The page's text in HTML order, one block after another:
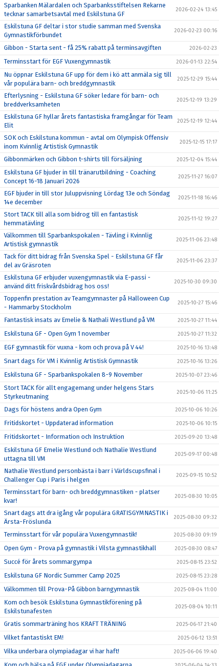
Sparbanken Mälardalen och Sparbanksstiftelsen Rekarne
tecknar samarbetsavtal med Eskilstuna GF
2026-02-24 13:45
Eskilstuna GF deltar i stor studie samman med Svenska
Gymnastikförbundet
2026-02-23 00:16
Gibbon - Starta sent - få 25% rabatt på terminsavgiften 2026-02-23
Terminsstart för EGF Vuxengymnastik 2026-01-13 22:54
Nu öppnar Eskilstuna GF upp för dem i kö att anmäla sig till
vår populära barn- och breddgymnastik
2025-12-29 15:44
Efterlysning - Eskilstuna GF söker ledare för barn- och
breddverksamheten
2025-12-19 13:29
Eskilstuna GF hyllar årets fantastiska framgångar för Team
Elit
2025-12-19 12:44
SOK och Eskilstuna kommun - avtal om Olympisk Offensiv
inom Kvinnlig Artistisk Gymnastik
2025-12-15 17:17
Gibbonmärken och Gibbon t-shirts till försäljning 2025-12-04 15:44
Eskilstuna GF bjuder in till tränarutbildning - Coaching
Concept 16-18 Januari 2026
2025-11-27 16:07
EGF bjuder in till stor Juluppvisning Lördag 13e och Söndag
14e december
2025-11-18 16:46
Stort TACK till alla som bidrog till en fantastisk
hemmatävling
2025-11-12 19:27
Välkommen till Sparbankspokalen - Tävling i Kvinnlig
Artistisk gymnastik
2025-11-06 23:48
Tack för ditt bidrag från Svenska Spel - Eskilstuna GF får
del av Gräsroten
2025-11-06 23:37
Eskilstuna GF erbjuder vuxengymnastik via E-passi -
använd ditt friskvårdsbidrag hos oss!
2025-10-30 09:30
Toppenfin prestation av Teamgymnaster på Halloween Cup
- Hammarby Stockholm
2025-10-27 15:46
Fantastisk insats av Emelie & Nathali Westlund på VM 2025-10-27 11:44
Eskilstuna GF - Open Gym 1 november 2025-10-27 11:32
EGF gymnastik för vuxna - kom och prova på V 44! 2025-10-16 13:48
Snart dags för VM i Kvinnlig Artistisk Gymnastik 2025-10-16 13:26
Eskilstuna GF - Sparbankspokalen 8-9 November 2025-10-07 23:46
Stort TACK för allt engagemang under helgens Stars
Styrkeutmaning
2025-10-06 11:25
Dags för höstens andra Open Gym 2025-10-06 10:26
Fritidskortet - Uppdaterad information 2025-10-06 10:15
Fritidskortet - Information och Instruktion 2025-09-20 13:48
Eskilstuna GF Emelie Westlund och Nathalie Westlund
uttagna till VM
2025-09-17 00:48
Nathalie Westlund personbästa i barr i Världscupsfinal i
Challenger Cup i Paris i helgen
2025-09-15 10:52
Terminsstart för barn- och breddgymnastiken - platser
kvar!
2025-08-30 10:05
Snart dags att dra igång vår populära GRATISGYMNASTIK i
Ärsta-Fröslunda
2025-08-30 09:32
Terminsstart för vår populära Vuxengymnastik! 2025-08-30 09:19
Open Gym - Prova på gymnastik i Vilsta gymnastikhall 2025-08-30 08:47
Succé för årets sommargympa 2025-08-15 23:52
Eskilstuna GF Nordic Summer Camp 2025 2025-08-15 23:28
Välkommen till Prova-På Gibbon barngymnastik 2025-08-04 11:00
Kom och besök Eskilstuna Gymnastikförening på
Eskilstunafesten
2025-08-04 10:11
Gratis sommarträning hos KRAFT TRÄNING 2025-06-17 21:40
Vilket fantastiskt EM! 2025-06-12 13:51
Vilka underbara olympiadagar vi har haft! 2025-06-06 19:40